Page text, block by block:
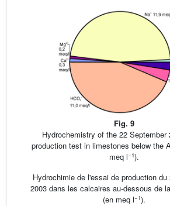
Fig. 9
Hydrochemistry of the 22 September
production test in limestones below the
meq l−1).
Hydrochimie de l'essai de production du
2003 dans les calcaires au-dessous de
(en meq l−1).